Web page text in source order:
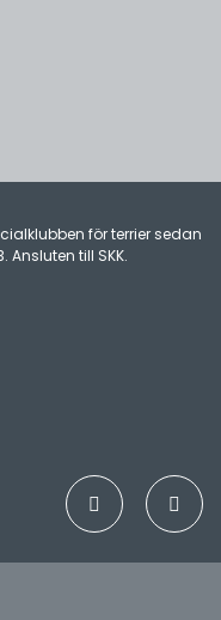
för terrier sedan
Ansluten till SKK.